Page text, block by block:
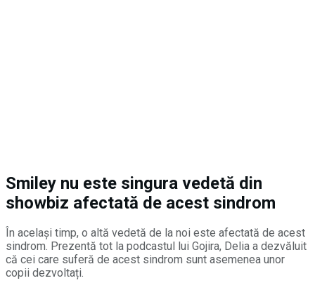
Smiley nu este singura vedetă din
showbiz afectată de acest sindrom
În același timp, o altă vedetă de la noi este afectată de acest
sindrom. Prezentă tot la podcastul lui Gojira, Delia a dezvăluit
că cei care suferă de acest sindrom sunt asemenea unor
copii dezvoltați.